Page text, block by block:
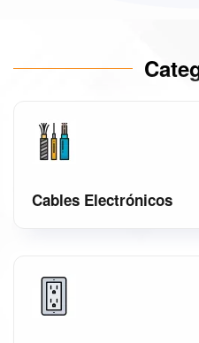
Cables Electrónicos